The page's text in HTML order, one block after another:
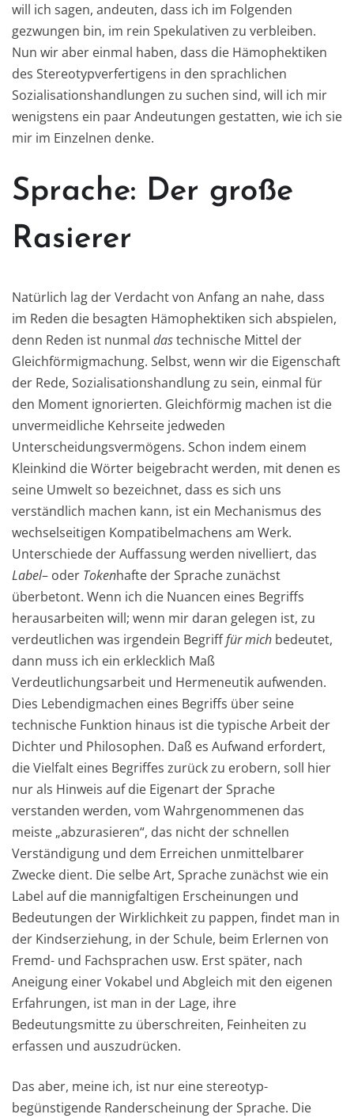
will ich sagen, andeuten, dass ich im Folgenden
gezwungen bin, im rein Spekulativen zu verbleiben.
Nun wir aber einmal haben, dass die Hämophektiken
des Stereotypverfertigens in den sprachlichen
Sozialisationshandlungen zu suchen sind, will ich mir
wenigstens ein paar Andeutungen gestatten, wie ich sie
mir im Einzelnen denke.
Sprache: Der große
Rasierer
Natürlich lag der Verdacht von Anfang an nahe, dass
im Reden die besagten Hämophektiken sich abspielen,
denn Reden ist nunmal dastechnische Mittel der
Gleichförmigmachung. Selbst, wenn wir die Eigenschaft
der Rede, Sozialisationshandlung zu sein, einmal für
den Moment ignorierten. Gleichförmig machen ist die
unvermeidliche Kehrseite jedweden
Unterscheidungsvermögens. Schon indem einem
Kleinkind die Wörter beigebracht werden, mit denen es
seine Umwelt so bezeichnet, dass es sich uns
verständlich machen kann, ist ein Mechanismus des
wechselseitigen Kompatibelmachens am Werk.
Unterschiede der Auffassung werden nivelliert, das
Label– oder Tokenhafte der Sprache zunächst
überbetont. Wenn ich die Nuancen eines Begriffs
herausarbeiten will; wenn mir daran gelegen ist, zu
verdeutlichen was irgendein Begrifffür mich bedeutet,
dann muss ich ein erklecklich Maß
Verdeutlichungsarbeit und Hermeneutik aufwenden.
Dies Lebendigmachen eines Begriffs über seine
technische Funktion hinaus ist die typische Arbeit der
Dichter und Philosophen. Daß es Aufwand erfordert,
die Vielfalt eines Begriffes zurück zu erobern, soll hier
nur als Hinweis auf die Eigenart der Sprache
verstanden werden, vom Wahrgenommenen das
meiste „abzurasieren“, das nicht der schnellen
Verständigung und dem Erreichen unmittelbarer
Zwecke dient. Die selbe Art, Sprache zunächst wie ein
Label auf die mannigfaltigen Erscheinungen und
Bedeutungen der Wirklichkeit zu pappen, findet man in
der Kindserziehung, in der Schule, beim Erlernen von
Fremd- und Fachsprachen usw. Erst später, nach
Aneigung einer Vokabel und Abgleich mit den eigenen
Erfahrungen, ist man in der Lage, ihre
Bedeutungsmitte zu überschreiten, Feinheiten zu
erfassen und auszudrücken.
Das aber, meine ich, ist nur eine stereotyp-
begünstigende Randerscheinung der Sprache. Die